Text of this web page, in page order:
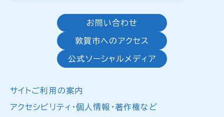
お問い合わせ
敦賀市へのアクセス
公式ソーシャルメディア
サイトご利用の案内
アクセシビリティ・個人情報・著作権など